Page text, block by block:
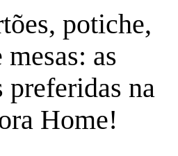
potiche,
mesas: as
preferidas na
Home!